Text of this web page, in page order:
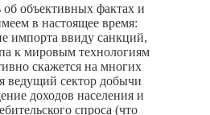
объективных фактах и
в настоящее время:
импорта ввиду санкций,
к мировым технологиям
скажется на многих
ведущий сектор добычи
доходов населения и
спроса (что